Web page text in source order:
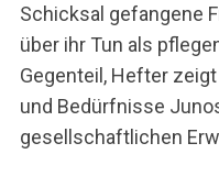
Schicksal gefangene
über ihr Tun als
Gegenteil, Hefter
und Bedürfnisse
gesellschaftlichen